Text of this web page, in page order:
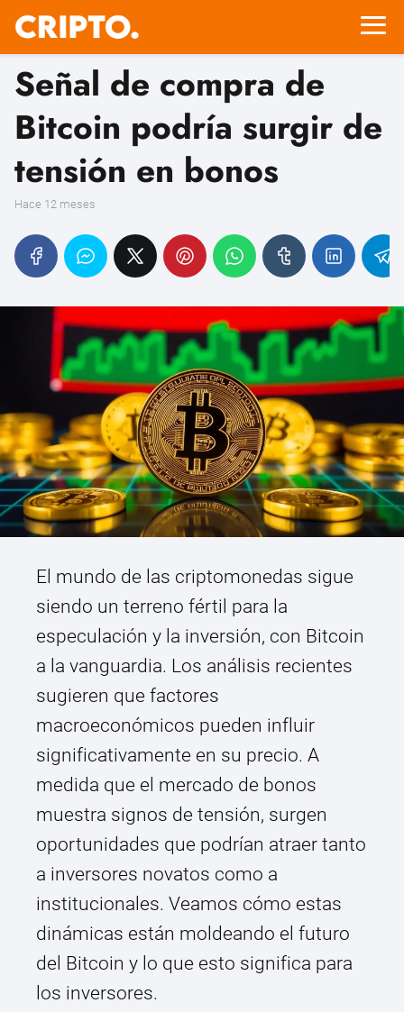
Señal de compra de
Bitcoin podría surgir de
tensión en bonos
hace 12 meses
El mundo de las criptomonedas sigue
siendo un terreno fértil para la
especulación y la inversión, con Bitcoin
a la vanguardia. Los análisis recientes
sugieren que factores
macroeconómicos pueden influir
significativamente en su precio. A
medida que el mercado de bonos
muestra signos de tensión, surgen
oportunidades que podrían atraer tanto
a inversores novatos como a
institucionales. Veamos cómo estas
dinámicas están moldeando el futuro
del Bitcoin y lo que esto significa para
los inversores.